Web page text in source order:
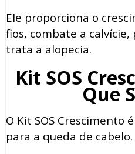
Ele proporciona o
fios, combate a
trata a alopecia.
Kit SOS
Que
O Kit SOS Crescimento
para a queda de cabelo.